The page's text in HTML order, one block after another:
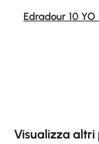
Average rating
Edradour 10
Visualizza